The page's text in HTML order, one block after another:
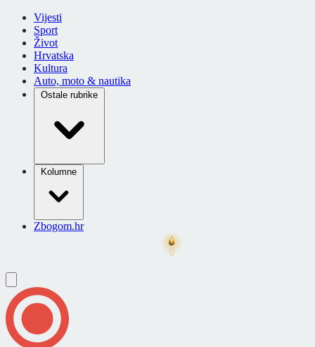
Vijesti
Sport
Život
Hrvatska
Kultura
Auto, moto & nautika
Ostale rubrike
Kolumne
Zbogom.hr